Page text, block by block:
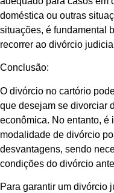
doméstica ou outras
situações, é fundamental
recorrer ao divórcio
Conclusão:
O divórcio no cartório
que desejam se divorciar
econômica. No entanto, é
modalidade de divórcio
desvantagens, sendo
condições do divórcio
Para garantir um divórcio